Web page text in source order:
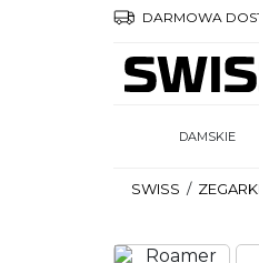
DARMOWA
DAMSKIE
SWISS / ZEGARKI